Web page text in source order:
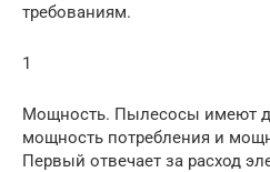
требованиям.
1
Мощность. Пылесосы имеют
мощность потребления и
Первый отвечает за расход